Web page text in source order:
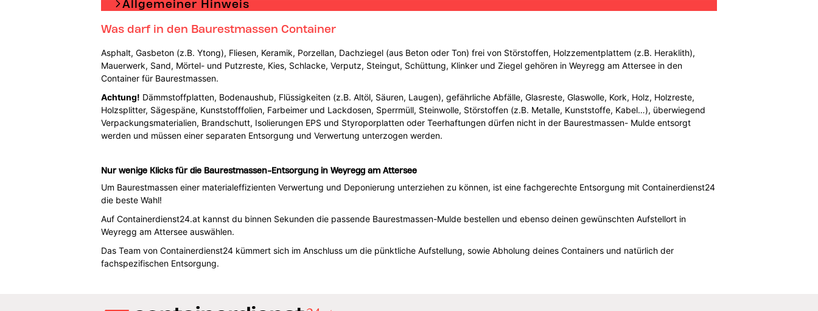
Allgemeiner Hinweis
Was darf in den Baurestmassen Container
Asphalt, Gasbeton (z.B. Ytong), Fliesen, Keramik, Porzellan, Dachziegel (aus Beton oder Ton) frei von Störstoffen, Holzzementplattem (z.B. Heraklith),
Mauerwerk, Sand, Mörtel- und Putzreste, Kies, Schlacke, Verputz, Steingut, Schüttung, Klinker und Ziegel gehören in Weyregg am Attersee in den
Container für Baurestmassen.
Achtung! Dämmstoffplatten, Bodenaushub, Flüssigkeiten (z.B. Altöl, Säuren, Laugen), gefährliche Abfälle, Glasreste, Glaswolle, Kork, Holz, Holzreste,
Holzsplitter, Sägespäne, Kunststofffolien, Farbeimer und Lackdosen, Sperrmüll, Steinwolle, Störstoffen (z.B. Metalle, Kunststoffe, Kabel…), überwiegend
Verpackungsmaterialien, Brandschutt, Isolierungen EPS und Styroporplatten oder Teerhaftungen dürfen nicht in der Baurestmassen- Mulde entsorgt
werden und müssen einer separaten Entsorgung und Verwertung unterzogen werden.
Nur wenige Klicks für die Baurestmassen-Entsorgung in Weyregg am Attersee
Um Baurestmassen einer materialeffizienten Verwertung und Deponierung unterziehen zu können, ist eine fachgerechte Entsorgung mit Containerdienst24
die beste Wahl!
Auf Containerdienst24.at kannst du binnen Sekunden die passende Baurestmassen-Mulde bestellen und ebenso deinen gewünschten Aufstellort in
Weyregg am Attersee auswählen.
Das Team von Containerdienst24 kümmert sich im Anschluss um die pünktliche Aufstellung, sowie Abholung deines Containers und natürlich der
fachspezifischen Entsorgung.